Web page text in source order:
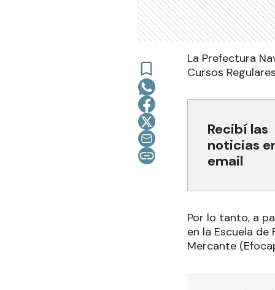
La Prefectura
Cursos
Recibí las
noticias
email
Por lo tanto, a
en la Escuela
Mercante